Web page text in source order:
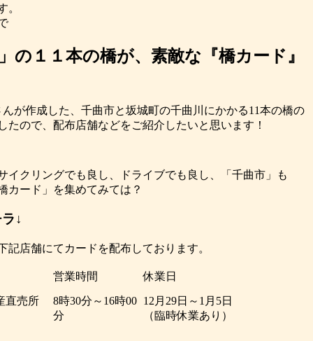
。
の１１本の橋が、素敵な『橋カード』
が作成した、千曲市と坂城町の千曲川にかかる11本の橋の
たので、配布店舗などをご紹介したいと思います！
イクリングでも良し、ドライブでも良し、「千曲市」も
カード」を集めてみては？
↓
店舗にてカードを配布しております。
営業時間 休業日
直売所
8時30分～16時00
分
12月29日～1月5日
（臨時休業あり）